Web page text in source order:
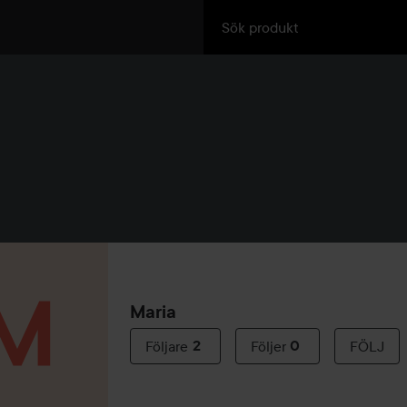
Maria
Följare 2 Följer 0 FÖLJ